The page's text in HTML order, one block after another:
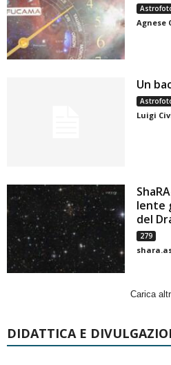
Agnese
Un
Luigi
lente
del
279
Carica
DIDATTICA E